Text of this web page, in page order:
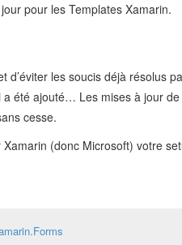
pour les Templates Xamarin.
d’éviter les soucis déjà résolus
été ajouté… Les mises à jour
cesse.
(donc Microsoft) votre